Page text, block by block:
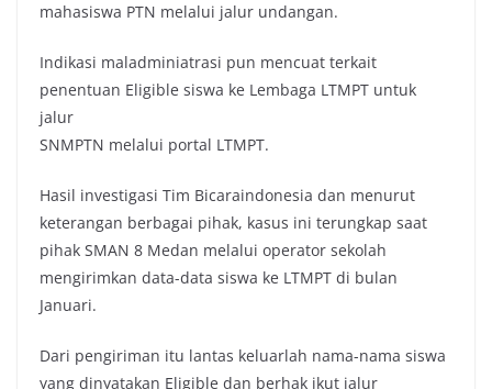
mahasiswa PTN melalui jalur undangan.
Indikasi maladminiatrasi pun mencuat terkait
penentuan Eligible siswa ke Lembaga LTMPT untuk
jalur
SNMPTN melalui portal LTMPT.
Hasil investigasi Tim Bicaraindonesia dan menurut
keterangan berbagai pihak, kasus ini terungkap saat
pihak SMAN 8 Medan melalui operator sekolah
mengirimkan data-data siswa ke LTMPT di bulan
Januari.
Dari pengiriman itu lantas keluarlah nama-nama siswa
yang dinyatakan Eligible dan berhak ikut jalur